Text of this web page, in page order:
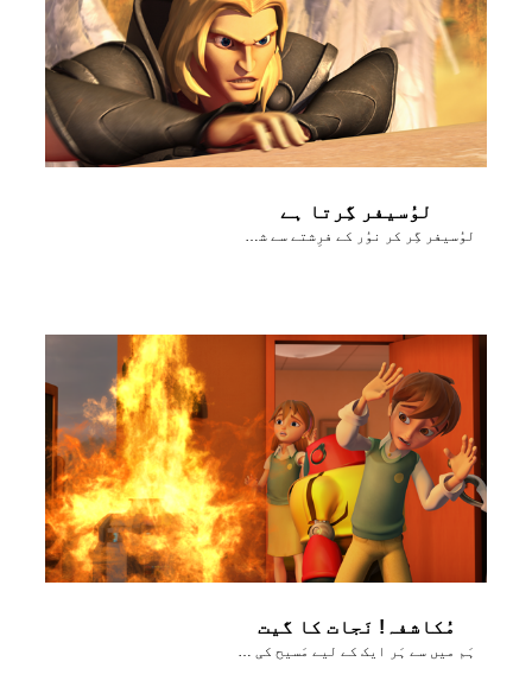
لوُسیفر گِرتا ہے
لوُسیفر گِر کر نوُر کے فرِشتے سے شیطان بن جاتا ہے
مُکاشفہ! نَجات کا گیت
ہَم میں سے ہَر ایک کے لیے مَسیح کی مُحبَت کا پیغام